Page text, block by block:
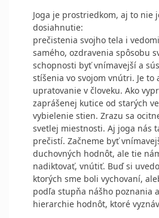
Joga je prostriedkom, aj to nie
dosiahnutie:
prečistenia svojho tela i
samého, ozdravenia spôsobu
schopnosti byť vnímavejší a
stíšenia vo svojom vnútri. Je to
upratovanie v človeku. Ako
zaprášenej kutice od starých
vybielenie stien. Zrazu sa
svetlej miestnosti. Aj joga nás
prečistí. Začneme byť
duchovných hodnôt, ale tie
nadiktovať, vnútiť. Buď si
ktorých sme boli vychovaní,
podľa stupňa nášho poznania
hierarchie hodnôt, ktoré